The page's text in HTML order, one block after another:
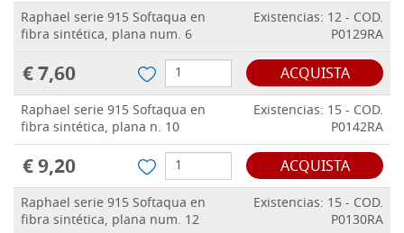
Raphael serie 915 Softaqua en
fibra sintética, plana num. 6
Existencias: 12 - COD.
P0129RA
€ 7,60 ACQUISTA
Raphael serie 915 Softaqua en
fibra sintética, plana n. 10
Existencias: 15 - COD.
P0142RA
€ 9,20 ACQUISTA
Raphael serie 915 Softaqua en
fibra sintética, plana num. 12
Existencias: 15 - COD.
P0130RA